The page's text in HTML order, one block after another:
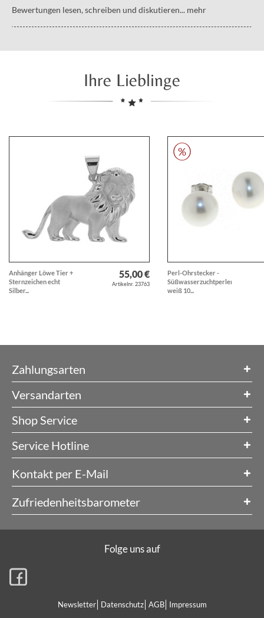
Bewertungen lesen, schreiben und diskutieren... mehr
Ihre Lieblinge
Anhänger Löwe Tier +
Sternzeichen echt
Silber...
55,00 €
Artikelnr. 23763
Perl-Ohrstecker -
Süßwasserzuchtperlen
weiß 10...
Zahlungsarten
Versandarten
Shop Service
Service Hotline
Kontakt per E-Mail
Zufriedenheitsbarometer
Newsletter Datenschutz AGB Impressum
Folge uns auf